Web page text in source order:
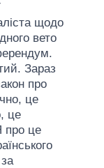
щодо
вето
Зараз
про
це
це
про це